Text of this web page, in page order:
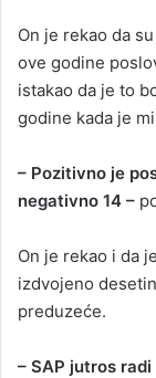
On je rekao da
ove godine
istakao da je to
godine kada je
– Pozitivno je
negativno 14 –
On je rekao i da
izdvojeno
preduzeće.
– SAP jutros